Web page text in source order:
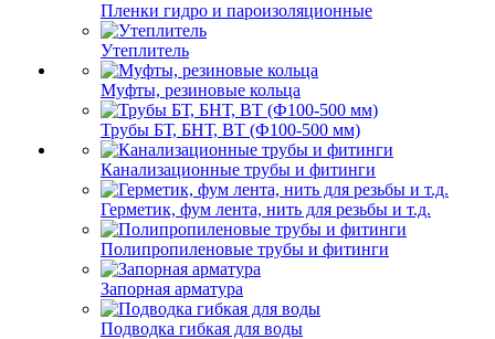
Пленки гидро и пароизоляционные
Утеплитель
Муфты, резиновые кольца
Трубы БТ, БНТ, ВТ (Ф100-500 мм)
Канализационные трубы и фитинги
Герметик, фум лента, нить для резьбы и т.д.
Полипропиленовые трубы и фитинги
Запорная арматура
Подводка гибкая для воды